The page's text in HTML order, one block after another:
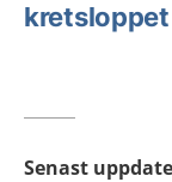
kretsloppet
Senast